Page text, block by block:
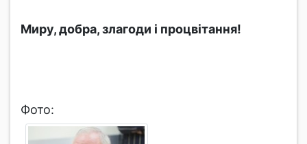
Миру, добра, злагоди і процвітання!
Фото: